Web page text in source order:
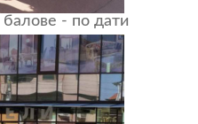
балове - по дати